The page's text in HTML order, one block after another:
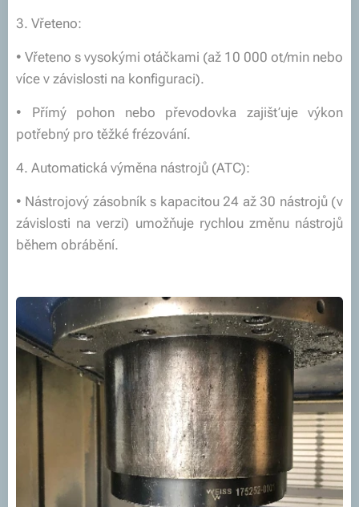
3. Vřeteno:
• Vřeteno s vysokými otáčkami (až 10 000 ot/min nebo
více v závislosti na konfiguraci).
• Přímý pohon nebo převodovka zajišťuje výkon
potřebný pro těžké frézování.
4. Automatická výměna nástrojů (ATC):
• Nástrojový zásobník s kapacitou 24 až 30 nástrojů (v
závislosti na verzi) umožňuje rychlou změnu nástrojů
během obrábění.